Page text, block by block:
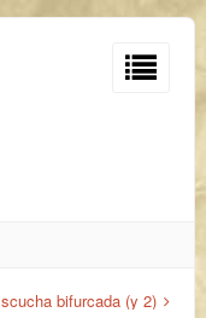
bifurcada (y 2)